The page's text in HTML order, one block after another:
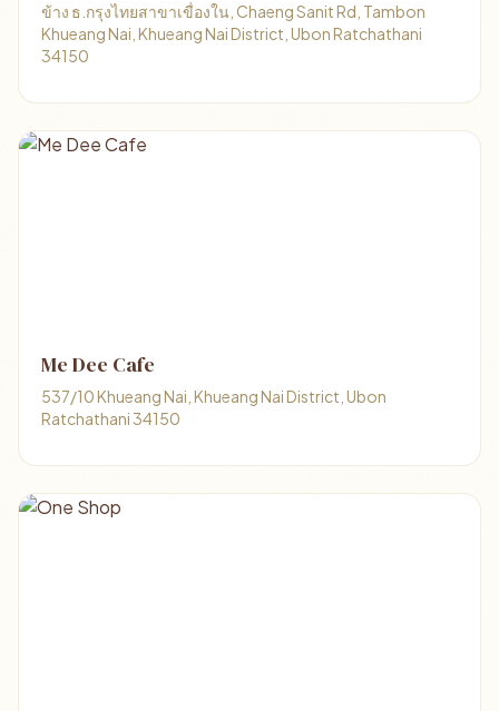
ข้าง ธ.กรุงไทยสาขาเขื่องใน, Chaeng Sanit Rd, Tambon
Khueang Nai, Khueang Nai District, Ubon Ratchathani
34150
Me Dee Cafe
537/10 Khueang Nai, Khueang Nai District, Ubon
Ratchathani 34150